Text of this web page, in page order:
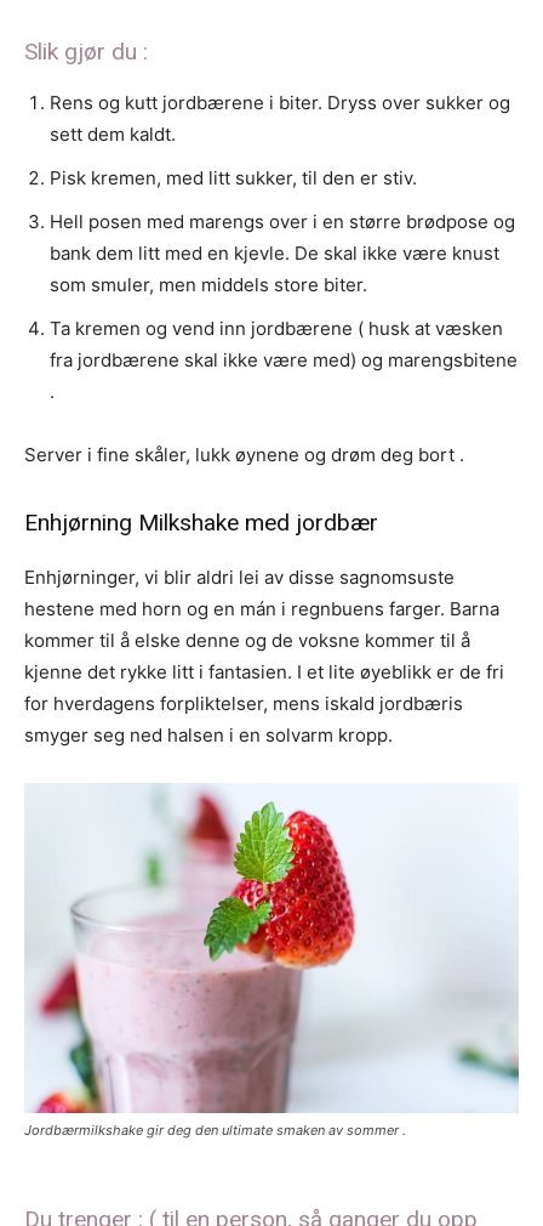
Slik gjør du :
Rens og kutt jordbærene i biter. Dryss over sukker og
sett dem kaldt.
Pisk kremen, med litt sukker, til den er stiv.
Hell posen med marengs over i en større brødpose og
bank dem litt med en kjevle. De skal ikke være knust
som smuler, men middels store biter.
Ta kremen og vend inn jordbærene ( husk at væsken
fra jordbærene skal ikke være med) og marengsbitene
.
Server i fine skåler, lukk øynene og drøm deg bort .
Enhjørning Milkshake med jordbær
Enhjørninger, vi blir aldri lei av disse sagnomsuste
hestene med horn og en mán i regnbuens farger. Barna
kommer til å elske denne og de voksne kommer til å
kjenne det rykke litt i fantasien. I et lite øyeblikk er de fri
for hverdagens forpliktelser, mens iskald jordbæris
smyger seg ned halsen i en solvarm kropp.
Jordbærmilkshake gir deg den ultimate smaken av sommer .
Du trenger : ( til en person, så ganger du opp